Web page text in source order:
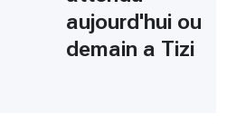
aujourd'hui ou
demain a Tizi